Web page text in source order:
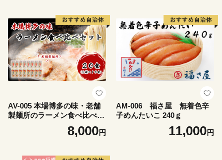
AV-005 本場博多の味・老舗
製麺所のラーメン食べ比べセ
ット（２種類×各１０食）
8,000円
AM-006 福さ屋 無着色辛
子めんたいこ 240ｇ
11,000円